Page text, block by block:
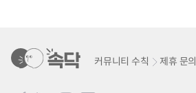
커뮤니티 수칙 제휴 문의